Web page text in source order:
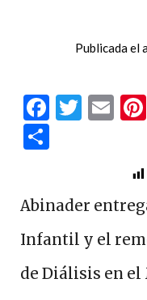
Publicada el
Abinader
Infantil y el
de Diálisis en